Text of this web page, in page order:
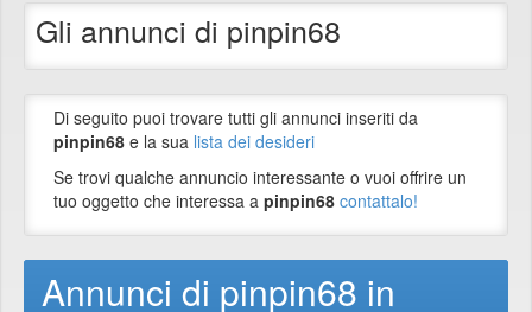
Gli annunci di pinpin68
Di seguito puoi trovare tutti gli annunci inseriti da
pinpin68 e la sua lista dei desideri
Se trovi qualche annuncio interessante o vuoi offrire un
tuo oggetto che interessa a pinpin68 contattalo!
Annunci di pinpin68 in